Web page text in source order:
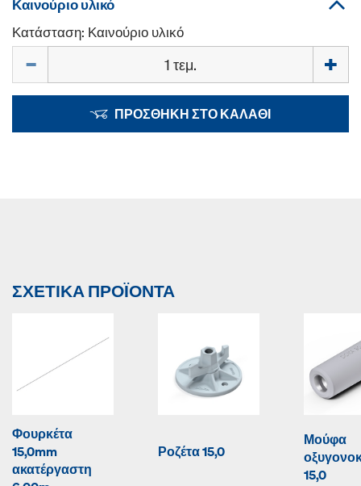
Καινούριο υλικό
Κατάσταση: Καινούριο υλικό
ΠΡΟΣΘΉΚΗ ΣΤΟ ΚΑΛΆΘΙ
ΣΧΕΤΙΚΆ ΠΡΟΪΌΝΤΑ
Φουρκέτα
15,0mm
ακατέργαστη
Ροζέτα 15,0
Μούφα
15,0